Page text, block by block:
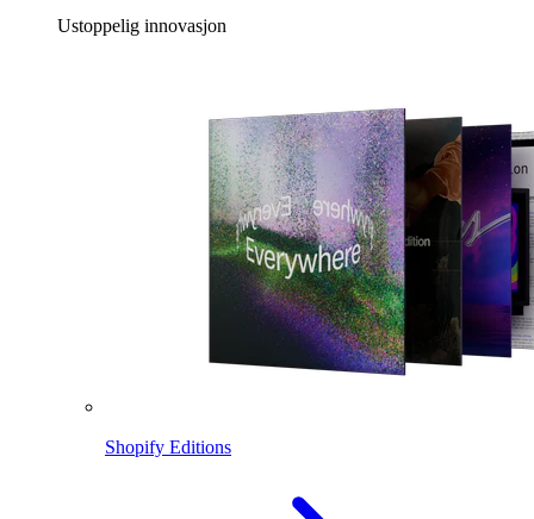
Ustoppelig innovasjon
Shopify Editions